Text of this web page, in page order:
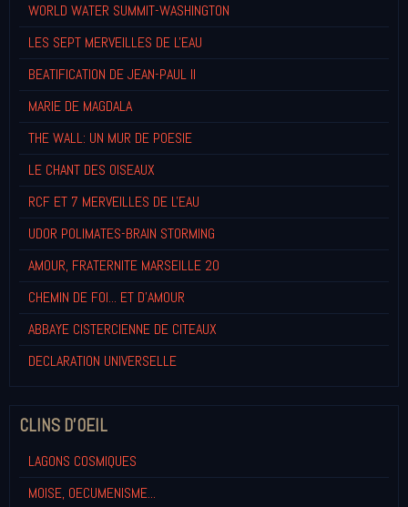
WORLD WATER SUMMIT-WASHINGTON
LES SEPT MERVEILLES DE L'EAU
BEATIFICATION DE JEAN-PAUL II
MARIE DE MAGDALA
THE WALL: UN MUR DE POESIE
LE CHANT DES OISEAUX
RCF ET 7 MERVEILLES DE L'EAU
UDOR POLIMATES-BRAIN STORMING
AMOUR, FRATERNITE MARSEILLE 20
CHEMIN DE FOI... ET D'AMOUR
ABBAYE CISTERCIENNE DE CITEAUX
DECLARATION UNIVERSELLE
CLINS D'OEIL
LAGONS COSMIQUES
MOISE, OECUMENISME...